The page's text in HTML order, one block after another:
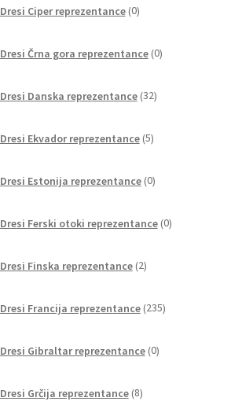
Dresi Ciper reprezentance 0izdelkov
Dresi Črna gora reprezentance 0izdelkov
Dresi Danska reprezentance 32izdelkov
Dresi Ekvador reprezentance 5izdelkov
Dresi Estonija reprezentance 0izdelkov
Dresi Ferski otoki reprezentance 0izdelkov
Dresi Finska reprezentance 2izdelka
Dresi Francija reprezentance 235izdelkov
Dresi Gibraltar reprezentance 0izdelkov
Dresi Grčija reprezentance 8izdelkov